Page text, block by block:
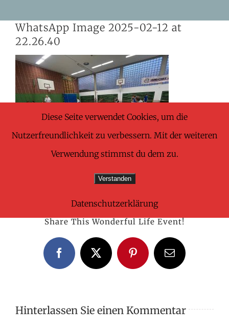
content
WhatsApp Image 2025-02-12 at
22.26.40
Share This Wonderful Life Event!
FacebookX PinterestE-
Mail
Hinterlassen Sie einen Kommentar
Diese Seite verwendet Cookies, um die
Nutzerfreundlichkeit zu verbessern. Mit der weiteren
Verwendung stimmst du dem zu.
Verstanden
Datenschutzerklärung